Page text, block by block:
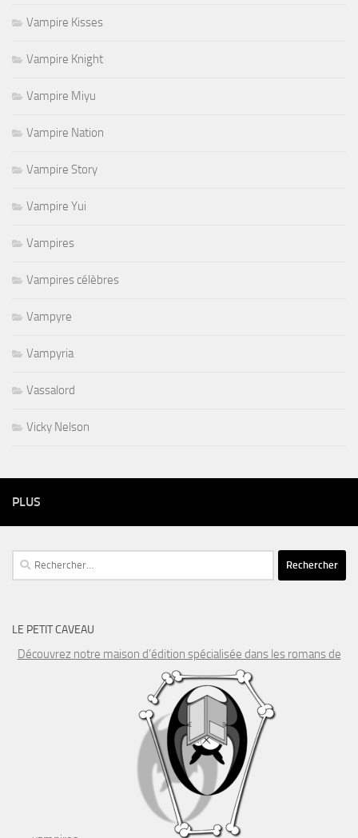
Vampire Kisses
Vampire Knight
Vampire Miyu
Vampire Nation
Vampire Story
Vampire Yui
Vampires
Vampires célèbres
Vampyre
Vampyria
Vassalord
Vicky Nelson
PLUS
Rechercher :
LE PETIT CAVEAU
Découvrez notre maison d’édition spécialisée dans les romans de